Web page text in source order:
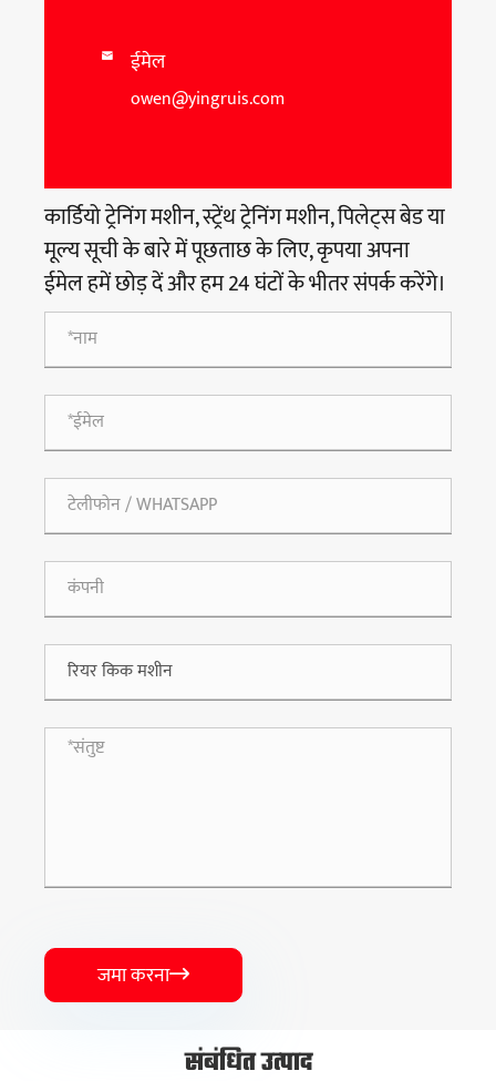
 ईमेल
owen@yingruis.com
कार्डियो ट्रेनिंग मशीन, स्ट्रेंथ ट्रेनिंग मशीन, पिलेट्स बेड या
मूल्य सूची के बारे में पूछताछ के लिए, कृपया अपना
ईमेल हमें छोड़ दें और हम 24 घंटों के भीतर संपर्क करेंगे।
जमा करना
संबंधित उत्पाद